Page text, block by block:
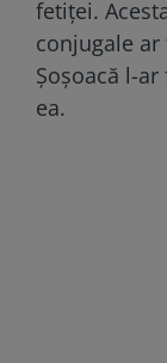
fetiței.
conjugale ar
Șoșoacă l-
ea.